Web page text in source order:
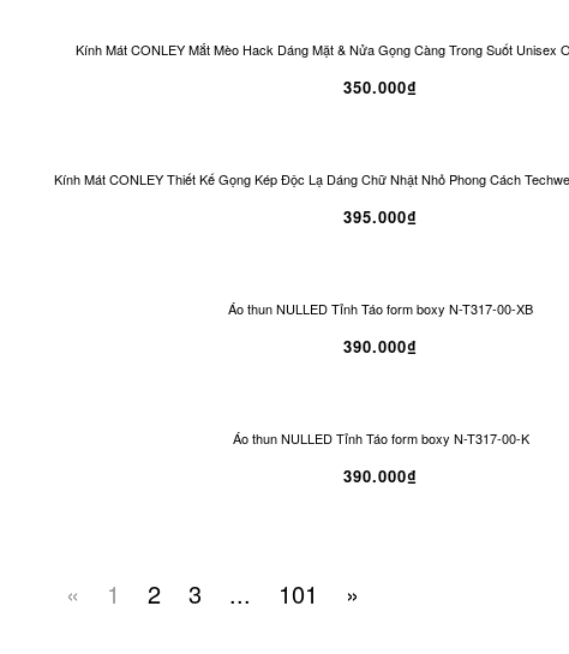
Kính Mát CONLEY Mắt Mèo Hack Dáng Mặt & Nửa Gọng Càng Trong Suốt Unisex
350.000₫
Kính Mát CONLEY Thiết Kế Gọng Kép Độc Lạ Dáng Chữ Nhật Nhỏ Phong Cách
395.000₫
Áo thun NULLED Tỉnh Táo form boxy N-T317-00-XB
390.000₫
Áo thun NULLED Tỉnh Táo form boxy N-T317-00-K
390.000₫
« 1 2 3 ... 101 »